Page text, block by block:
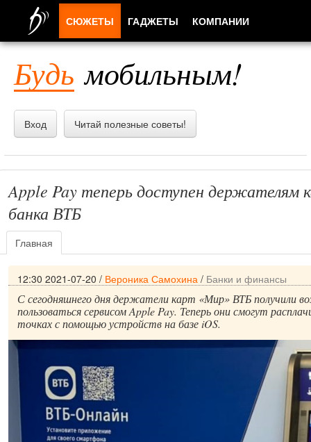
Будь мобильным!
Вход Читай полезные советы!
Apple Pay теперь доступен держателям
банка ВТБ
Главная
12:30 2021-07-20 / Вероника Самохина / Банки и финансы
С сегодняшнего дня держатели карт «Мир» ВТБ получили
пользоваться сервисом Apple Pay. Теперь они смогут
точках с помощью устройств на базе iOS.
СЮЖЕТЫ ГАДЖЕТЫ КОМПАНИИ
ПРИЛОЖЕНИЯ